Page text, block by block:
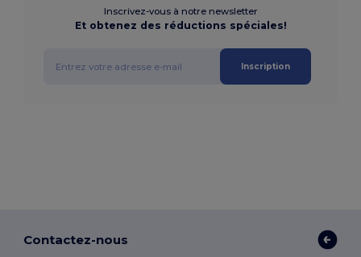
Inscrivez-vous à notre newsletter
Et obtenez des réductions spéciales!
Inscription
Contactez-nous